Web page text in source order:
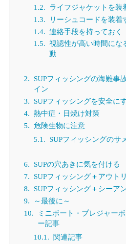
1.2. ライフジャケットを装
1.3.
リーシュコードを装着
1.4. 連絡手段を持っておく
1.5. 視認性が高い時間にな
動
2. SUPフィッシングの海難事
イン
3. SUPフィッシングを安全に
4. 熱中症・日焼け対策
5. 危険生物に注意
5.1. SUPフィッシングのサ
6. SUPの穴あきに気を付ける
7. SUPフィッシング＋アウト
8. SUPフィッシング＋シーア
9.
～最後に～
10.
ミニボート・プレジャー
ー記事
10.1. 関連記事